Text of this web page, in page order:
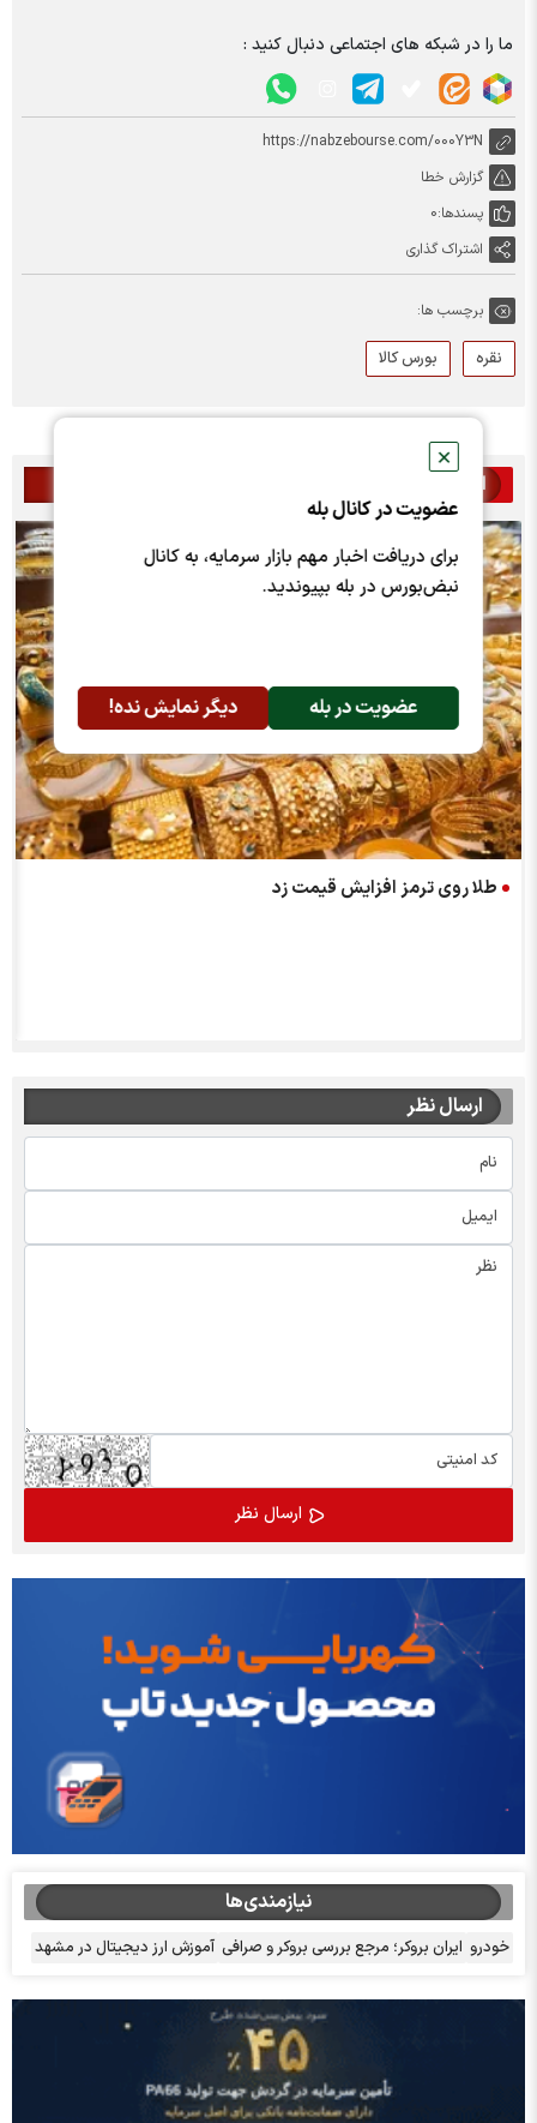
✕
عضویت در کانال بله
برای دریافت اخبار مهم بازار سرمایه، به کانال
نبض‌بورس در بله بپیوندید.
عضویت در بله دیگر نمایش نده!
ما را در شبکه های اجتماعی دنبال کنید :
https://nabzebourse.com/000Y3N
گزارش خطا
پسندها:0
اشتراک گذاری
برچسب ها:
نقره بورس کالا
اخبار مرتبط
طلا روی ترمز افزایش قیمت زد
ارسال نظر
نیازمندی‌ها
خودرو ایران بروکر؛ مرجع بررسی بروکر و صرافی آموزش ارز دیجیتال در مشهد